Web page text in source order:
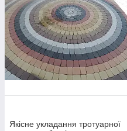
Якісне укладання тротуарної